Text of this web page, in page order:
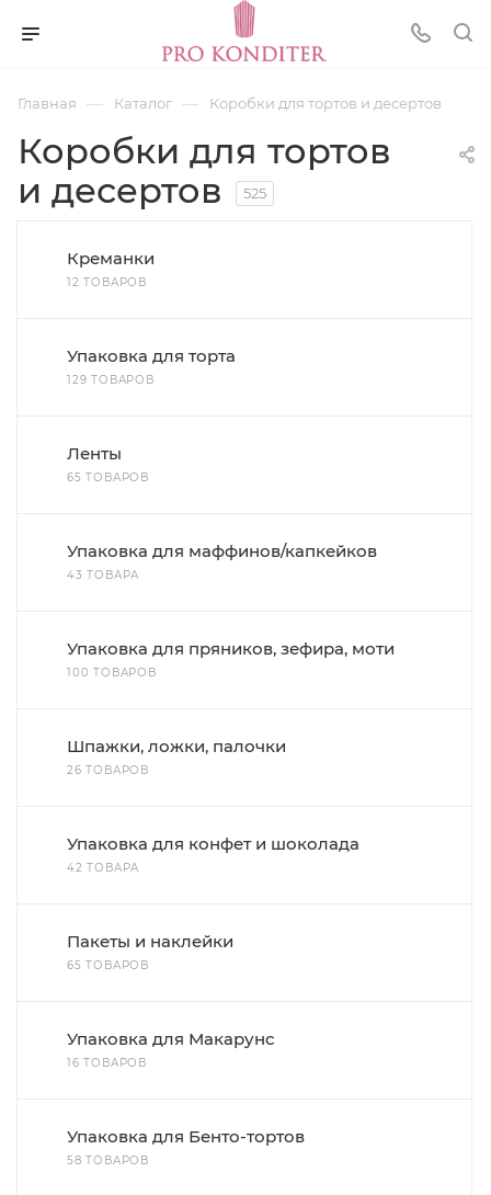
Главная — Каталог — Коробки для тортов и десертов
Коробки для тортов
и десертов
525
Креманки
12 ТОВАРОВ
Упаковка для торта
129 ТОВАРОВ
Ленты
65 ТОВАРОВ
Упаковка для маффинов/капкейков
43 ТОВАРА
Упаковка для пряников, зефира, моти
100 ТОВАРОВ
Шпажки, ложки, палочки
26 ТОВАРОВ
Упаковка для конфет и шоколада
42 ТОВАРА
Пакеты и наклейки
65 ТОВАРОВ
Упаковка для Макарунс
16 ТОВАРОВ
Упаковка для Бенто-тортов
58 ТОВАРОВ